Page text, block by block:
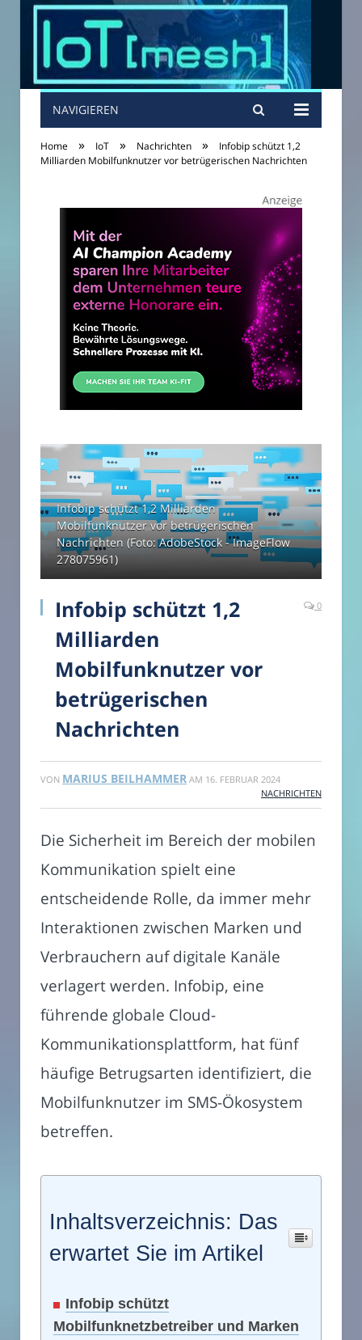
NAVIGIEREN
Home » IoT » Nachrichten »
Infobip schützt 1,2
Milliarden Mobilfunknutzer vor betrügerischen Nachrichten
Infobip schützt 1,2 Milliarden
Mobilfunknutzer vor betrügerischen
Nachrichten (Foto: AdobeStock - ImageFlow
278075961)
Infobip schützt 1,2
Milliarden
Mobilfunknutzer vor
betrügerischen
Nachrichten
0
VON MARIUS BEILHAMMER AM 16. FEBRUAR 2024
NACHRICHTEN
Die Sicherheit im Bereich der mobilen
Kommunikation spielt eine
entscheidende Rolle, da immer mehr
Interaktionen zwischen Marken und
Verbrauchern auf digitale Kanäle
verlagert werden. Infobip, eine
führende globale Cloud-
Kommunikationsplattform, hat fünf
häufige Betrugsarten identifiziert, die
Mobilfunknutzer im SMS-Ökosystem
betreffen.
Inhaltsverzeichnis: Das
erwartet Sie im Artikel
Infobip schützt
Mobilfunknetzbetreiber und Marken